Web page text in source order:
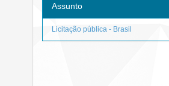
Assunto
Licitação pública - Brasil